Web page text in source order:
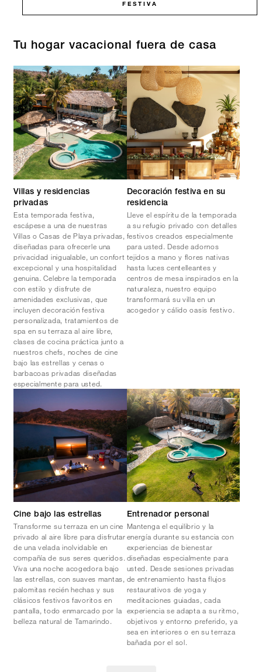
FESTIVA
Tu hogar vacacional fuera de casa
Villas y residencias
privadas
Esta temporada festiva,
escápese a una de nuestras
Villas o Casas de Playa privadas,
diseñadas para ofrecerle una
privacidad inigualable, un confort
excepcional y una hospitalidad
genuina. Celebre la temporada
con estilo y disfrute de
amenidades exclusivas, que
incluyen decoración festiva
personalizada, tratamientos de
spa en su terraza al aire libre,
clases de cocina práctica junto a
nuestros chefs, noches de cine
bajo las estrellas y cenas o
barbacoas privadas diseñadas
especialmente para usted.
Decoración festiva en su
residencia
Lleve el espíritu de la temporada
a su refugio privado con detalles
festivos creados especialmente
para usted. Desde adornos
tejidos a mano y flores nativas
hasta luces centelleantes y
centros de mesa inspirados en la
naturaleza, nuestro equipo
transformará su villa en un
acogedor y cálido oasis festivo.
Cine bajo las estrellas
Transforme su terraza en un cine
privado al aire libre para disfrutar
de una velada inolvidable en
compañía de sus seres queridos.
Viva una noche acogedora bajo
las estrellas, con suaves mantas,
palomitas recién hechas y sus
clásicos festivos favoritos en
pantalla, todo enmarcado por la
belleza natural de Tamarindo.
Entrenador personal
Mantenga el equilibrio y la
energía durante su estancia con
experiencias de bienestar
diseñadas especialmente para
usted. Desde sesiones privadas
de entrenamiento hasta flujos
restaurativos de yoga y
meditaciones guiadas, cada
experiencia se adapta a su ritmo,
objetivos y entorno preferido, ya
sea en interiores o en su terraza
bañada por el sol.